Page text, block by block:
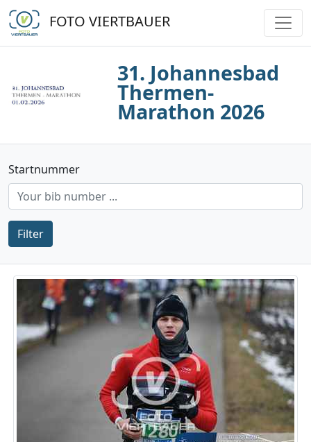
FOTO VIERTBAUER
31. Johannesbad
Thermen-
Marathon 2026
Startnummer
Filter